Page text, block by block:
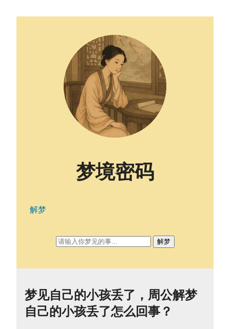
梦见自己的小孩丢了，周公解梦
自己的小孩丢了怎么回事？
梦境密码
解梦
解梦